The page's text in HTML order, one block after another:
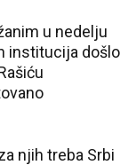
u nedelju
institucija došlo
njih treba Srbi